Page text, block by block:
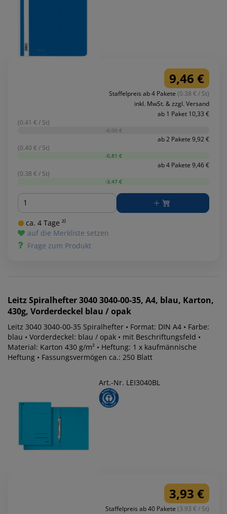
9,46 €
Staffelpreis ab 4 Pakete (0.38 € / St)
inkl. MwSt. & zzgl. Versand
ab 1 Paket 10,33 €
(0.41 € / St)
-0,00 €
ab 2 Pakete 9,92 €
(0.40 € / St)
-0,81 €
ab 4 Pakete 9,46 €
(0.38 € / St)
-3,47 €
Menge
ca. 4 Tage ²⁾
auf die Merkliste setzen
Frage zum Produkt
LeitzSpiralhefter 3040 3040-00-35, A4, blau, Karton,
430g, Vorderdeckel blau / opak
Leitz 3040 3040-00-35 Spiralhefter • Format: DIN A4 • Farbe:
blau • Vorderdeckel: blau / opak • mit Beschriftungsfeld •
Material: Karton 430 g/m² • Heftung: 1 x kaufmännische
Heftung • Fassungsvermögen ca.: 250 Blatt
Art.-Nr. LEI3040BL
3,93 €
Staffelpreis ab 40 Pakete (3.93 € / St)